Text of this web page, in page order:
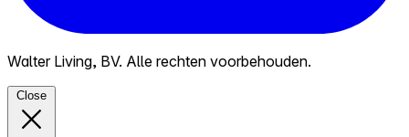
Walter Living, BV. Alle rechten voorbehouden.
Close